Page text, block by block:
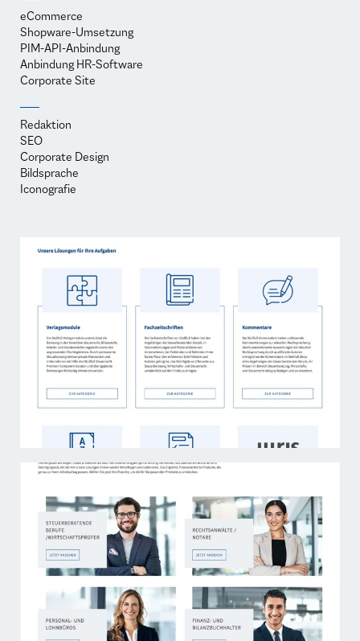
eCommerce
Shopware-Umsetzung
PIM-API-Anbindung
Anbindung HR-Software
Corporate Site
Redaktion
SEO
Corporate Design
Bildsprache
Iconografie